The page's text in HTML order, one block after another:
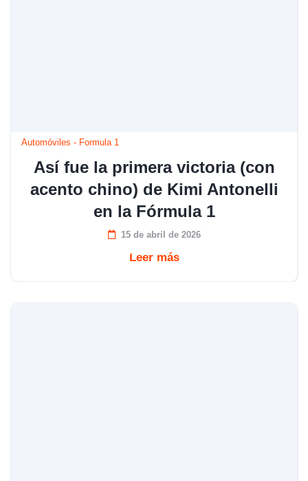
Automóviles - Formula 1
Así fue la primera victoria (con
acento chino) de Kimi Antonelli
en la Fórmula 1
15 de abril de 2026
Leer más